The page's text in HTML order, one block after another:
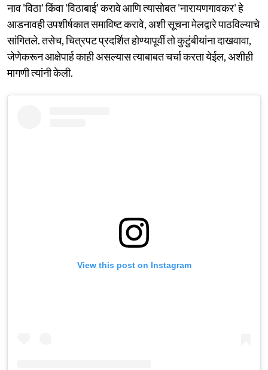
नाव 'विठा' किंवा 'विठाबाई' करावे आणि त्यासोबत 'नारायणगावकर' हे
आडनावही उपशीर्षकात समाविष्ट करावे, अशी सूचना मेलद्वारे पाठविल्याचे
सांगितले. तसेच, चित्रपट प्रदर्शित होण्यापूर्वी तो कुटुंबीयांना दाखवावा,
जेणेकरून आक्षेपार्ह काही असल्यास त्याबाबत चर्चा करता येईल, अशीही
मागणी त्यांनी केली.
View this post on Instagram